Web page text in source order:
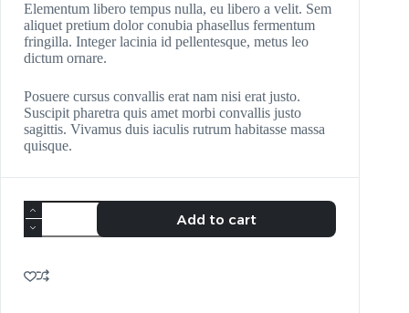
Elementum libero tempus nulla, eu libero a velit. Sem
aliquet pretium dolor conubia phasellus fermentum
fringilla. Integer lacinia id pellentesque, metus leo
dictum ornare.
Posuere cursus convallis erat nam nisi erat justo.
Suscipit pharetra quis amet morbi convallis justo
sagittis. Vivamus duis iaculis rutrum habitasse massa
quisque.
Add to cart